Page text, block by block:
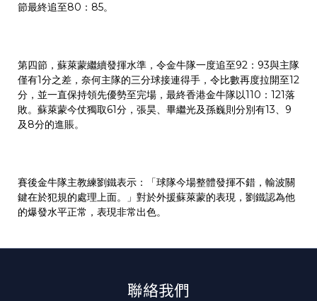
節最終追至80：85。
第四節，蘇萊蒙繼續發揮水準，令金牛隊一度追至92：93與主隊
僅有1分之差，奈何主隊的三分球接連得手，令比數再度拉開至12
分，並一直保持領先優勢至完場，最終香港金牛隊以110：121落
敗。蘇萊蒙今仗獨取61分，張昊、畢繼光及孫巍則分別有13、9
及8分的進賬。
賽後金牛隊主教練劉鐵表示：「球隊今場整體發揮不錯，輸波關
鍵在於犯規的處理上面。」對於外援蘇萊蒙的表現，劉鐵認為他
的爆發水平正常，表現非常出色。
聯絡我們